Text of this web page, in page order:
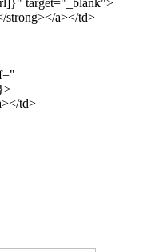
target="_blank">
strong></a></td>
="
>
></td>